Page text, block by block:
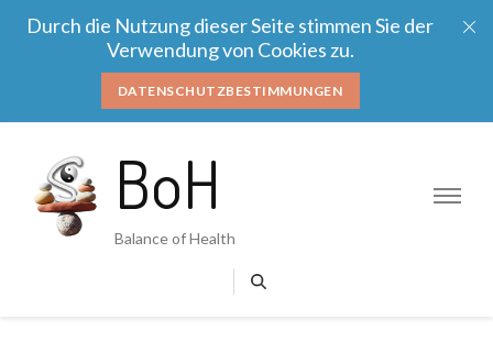
Durch die Nutzung dieser Seite stimmen Sie der
Verwendung von Cookies zu.
DATENSCHUTZBESTIMMUNGEN
BoH
Balance of Health